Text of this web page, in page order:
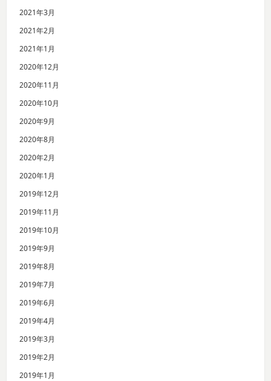
2021年3月
2021年2月
2021年1月
2020年12月
2020年11月
2020年10月
2020年9月
2020年8月
2020年2月
2020年1月
2019年12月
2019年11月
2019年10月
2019年9月
2019年8月
2019年7月
2019年6月
2019年4月
2019年3月
2019年2月
2019年1月